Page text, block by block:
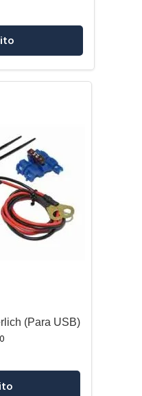
(Para USB)